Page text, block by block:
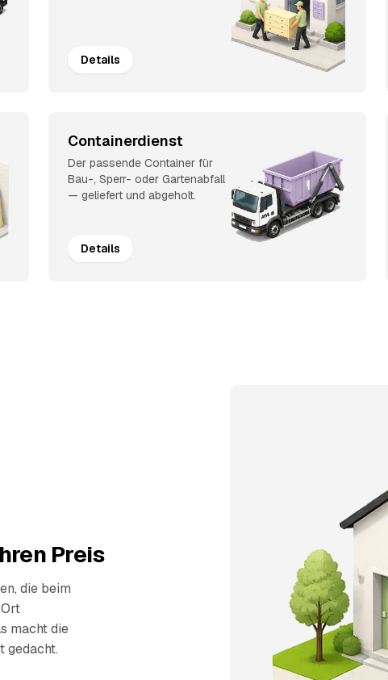
Details
Containerdienst
Der passende Container für
Bau-, Sperr- oder Gartenabfall
— geliefert und abgeholt.
Details
Preis
die beim
macht die
gedacht.